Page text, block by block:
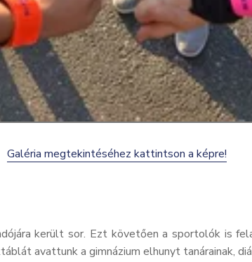
Galéria megtekintéséhez kattintson a képre!
került sor. Ezt követően a sportolók is
avattunk a gimnázium elhunyt tanárainak,